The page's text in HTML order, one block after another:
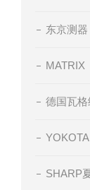
东京测器
MATRIX
德国瓦格
YOKOTA
SHARP